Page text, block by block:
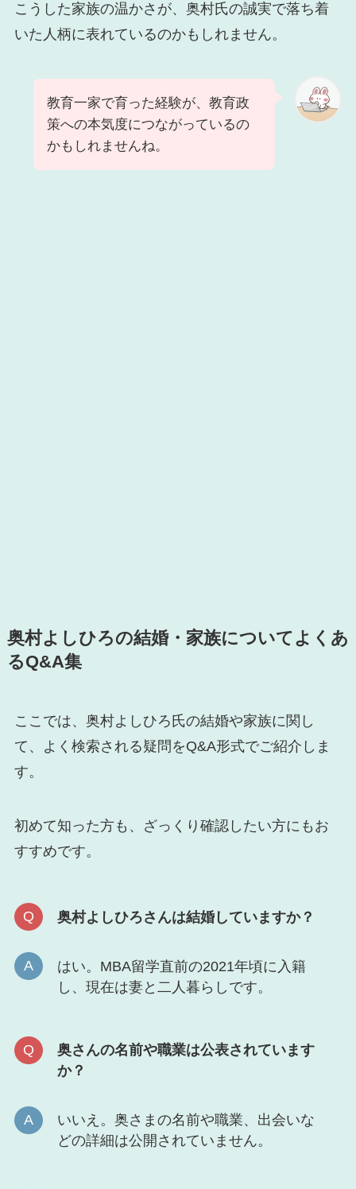
こうした家族の温かさが、奥村氏の誠実で落ち着
いた人柄に表れているのかもしれません。
教育一家で育った経験が、教育政
策への本気度につながっているの
かもしれませんね。
奥村よしひろの結婚・家族についてよくあ
るQ&A集
ここでは、奥村よしひろ氏の結婚や家族に関し
て、よく検索される疑問をQ&A形式でご紹介しま
す。
初めて知った方も、ざっくり確認したい方にもお
すすめです。
奥村よしひろさんは結婚していますか？
はい。MBA留学直前の2021年頃に入籍
し、現在は妻と二人暮らしです。
奥さんの名前や職業は公表されています
か？
いいえ。奥さまの名前や職業、出会いな
どの詳細は公開されていません。